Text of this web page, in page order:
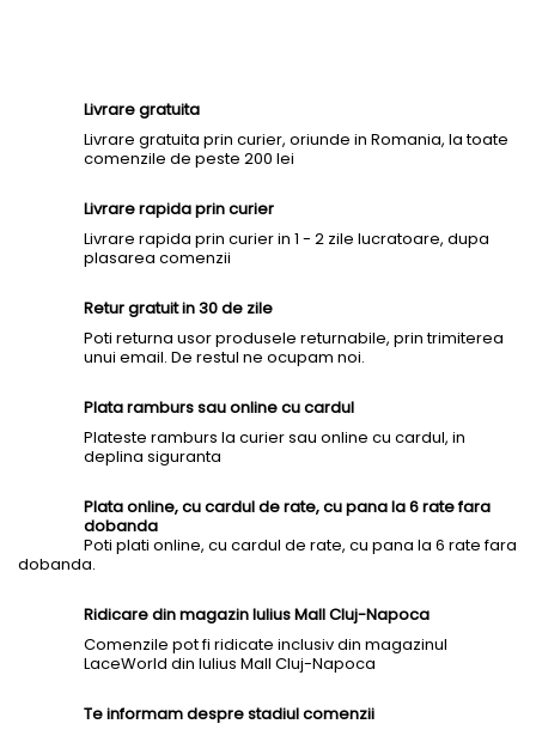
Livrare gratuita
Livrare gratuita prin curier, oriunde in Romania, la toate
comenzile de peste 200 lei
Livrare rapida prin curier
Livrare rapida prin curier in 1 - 2 zile lucratoare, dupa
plasarea comenzii
Retur gratuit in 30 de zile
Poti returna usor produsele returnabile, prin trimiterea
unui email. De restul ne ocupam noi.
Plata ramburs sau online cu cardul
Plateste ramburs la curier sau online cu cardul, in
deplina siguranta
Plata online, cu cardul de rate, cu pana la 6 rate fara
dobanda
Poti plati online, cu cardul de rate, cu pana la 6 rate fara
dobanda.
Ridicare din magazin Iulius Mall Cluj-Napoca
Comenzile pot fi ridicate inclusiv din magazinul
LaceWorld din Iulius Mall Cluj-Napoca
Te informam despre stadiul comenzii